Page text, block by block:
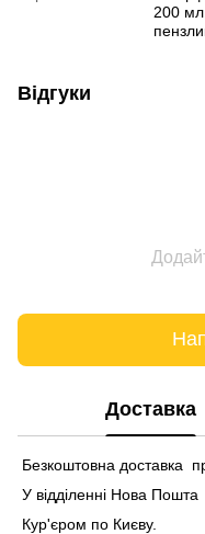
200
Відгуки
Доставка
Безкоштовна доставка
У відділенні Нова Пошта
Кур'єром по Києву.